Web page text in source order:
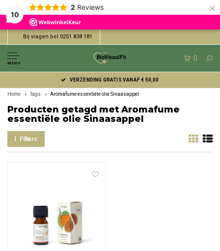
10
2 Reviews ×
Bij vragen bel 0251 838 181
MENU
0
VERZENDING GRATIS VANAF € 50,00
Home Tags Aromafume essentiële olie Sinaasappel
Producten getagd met Aromafume
essentiële olie Sinaasappel
Filters